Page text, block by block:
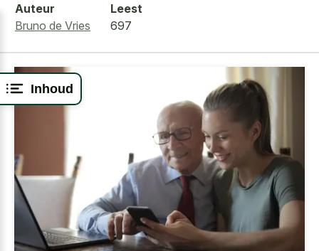
Inhoud
Auteur
Bruno de Vries
Leest
697